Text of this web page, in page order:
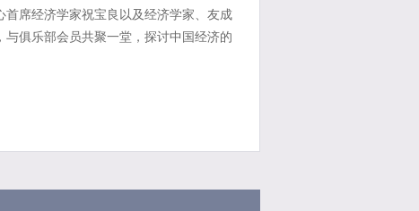
席经济学家祝宝良以及经济学家、友成
俱乐部会员共聚一堂，探讨中国经济的